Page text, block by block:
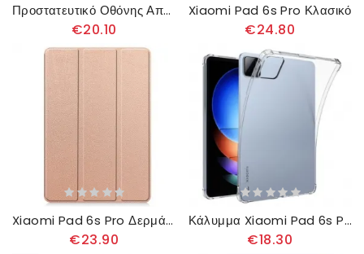
Προστατευτικό Οθόνης Από Σκληρυμένο Γυαλί Για Xiaomi Pad 6s Pro
€20.10
Xiaomi Pad 6s Pro Κλασικό
€24.80
Xiaomi Pad 6s Pro Δερμάτινο Στυλ
€23.90
Κάλυμμα Xiaomi Pad 6s Pro Διαφανείς Ενισχυμένες Γωνίες
€18.30